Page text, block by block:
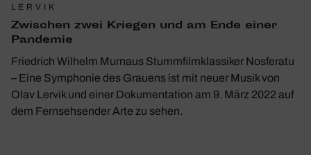
LERVIK
Zwischen zwei Kriegen und am Ende einer
Pandemie
Friedrich Wilhelm Murnaus Stummfilmklassiker Nosferatu
– Eine Symphonie des Grauens ist mit neuer Musik von
Olav Lervik und einer Dokumentation am 9. März 2022 auf
dem Fernsehsender Arte zu sehen.